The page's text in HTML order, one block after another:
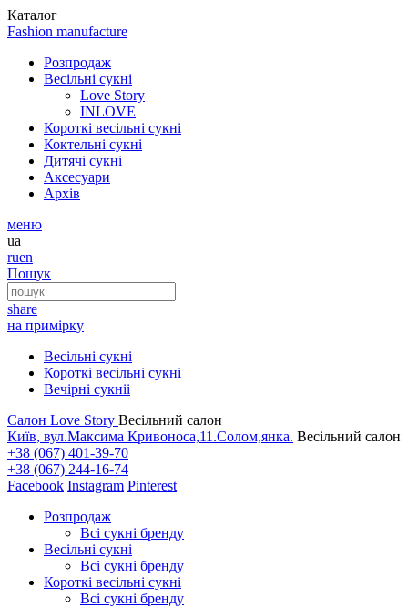
Каталог
Fashion manufacture
Розпродаж
Весільні сукні
Love Story
INLOVE
Короткі весільні сукні
Коктельні сукні
Дитячі сукні
Аксесуари
Архів
меню
ua
ruen
Пошук
share
на примірку
Весільні сукні
Короткі весільні сукні
Вечірні сукніі
Салон Love Story Весільний салон
Київ, вул.Максима Кривоноса,11.Солом,янка. Весільний салон
+38 (067) 401-39-70
+38 (067) 244-16-74
Facebook Instagram Pinterest
Розпродаж
Всі сукні бренду
Весільні сукні
Всі сукні бренду
Короткі весільні сукні
Всі сукні бренду